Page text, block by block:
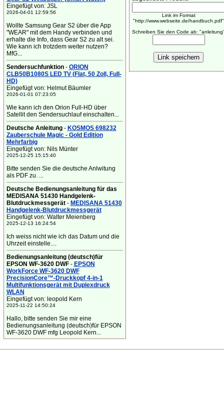
Eingefügt von: JSL
2026-04-01 12:59:56
Wollte Samsung Gear S2 über die App
"WEAR" mit dem Handy verbinden und
erhalte die Info, dass Gear S2 zu alt sei.
Wie kann ich trotzdem weiter nutzen?
MfG...
Sendersuchfunktion- ORION
CLB50B1080S LED TV (Flat, 50 Zoll, Full-
HD)
Eingefügt von: Helmut Bäumler
2026-01-01 07:23:05
Wie kann ich den Orion Full-HD über
Satellit den Sendersuchlauf einschalten...
Deutsche Anleitung- KOSMOS 698232
Zauberschule Magic - Gold Edition
Mehrfarbig
Eingefügt von: Nils Münter
2025-12-25 15:15:40
Bitte senden Sie die deutsche Anlwitung
als PDF zu. ...
Deutsche Bedienungsanleitung für das
MEDISANA 51430 Handgelenk-
Blutdruckmessgerät- MEDISANA 51430
Handgelenk-Blutdruckmessgerät
Eingefügt von: Walter Meienberg
2025-12-13 16:24:54
Ich weiss nicht wie ich das Datum und die
Uhrzeit einstelle....
Bedienungsanleitung (deutsch)für
EPSON WF-3620 DWF- EPSON
WorkForce WF-3620 DWF
PrecisionCore™-Druckkopf 4-in-1
Multifunktionsgerät mit Duplexdruck
WLAN
Eingefügt von: leopold Kern
2025-11-22 14:50:24
Hallo, bitte senden Sie mir eine
Bedienungsanleitung (deutsch)für EPSON
WF-3620 DWF mfg Leopold Kern...
Link im Format
"http://www.webseite.de/handbuch.pdf"
Schreiben Sie den Code ab: